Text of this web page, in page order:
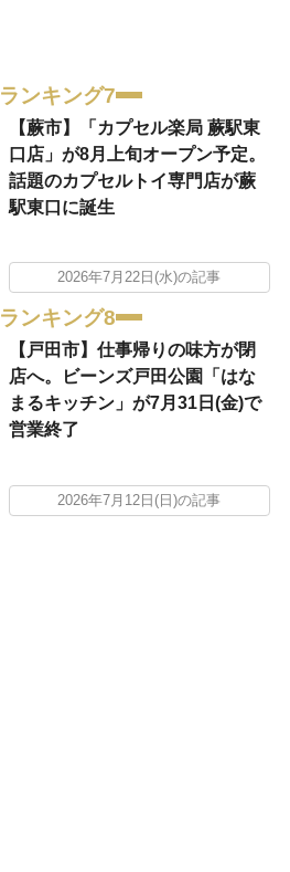
ランキング7
【蕨市】「カプセル楽局 蕨駅東
口店」が8月上旬オープン予定。
話題のカプセルトイ専門店が蕨
駅東口に誕生
2026年7月22日(水)の記事
ランキング8
【戸田市】仕事帰りの味方が閉
店へ。ビーンズ戸田公園「はな
まるキッチン」が7月31日(金)で
営業終了
2026年7月12日(日)の記事